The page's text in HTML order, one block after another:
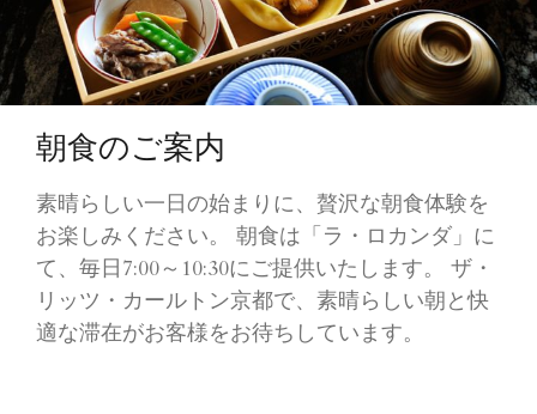
朝食のご案内
素晴らしい一日の始まりに、贅沢な朝食体験を
お楽しみください。 朝食は「ラ・ロカンダ」に
て、毎日7:00～10:30にご提供いたします。 ザ・
リッツ・カールトン京都で、素晴らしい朝と快
適な滞在がお客様をお待ちしています。